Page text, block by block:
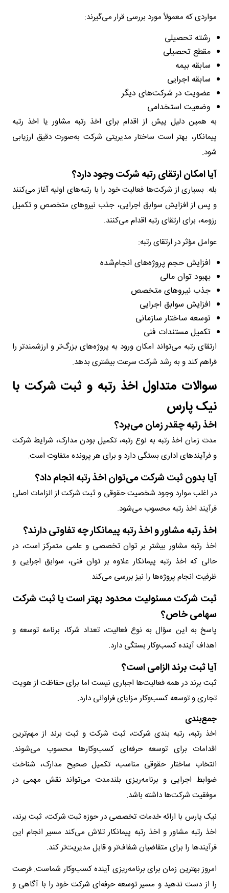
مواردی که معمولاً مورد بررسی قرار می‌گیرند:
رشته تحصیلی
مقطع تحصیلی
سابقه بیمه
سابقه اجرایی
عضویت در شرکت‌های دیگر
وضعیت استخدامی
به همین دلیل پیش از اقدام برای اخذ رتبه مشاور یا اخذ رتبه
پیمانکار، بهتر است ساختار مدیریتی شرکت به‌صورت دقیق ارزیابی
شود.
آیا امکان ارتقای رتبه شرکت وجود دارد؟
بله. بسیاری از شرکت‌ها فعالیت خود را با رتبه‌های اولیه آغاز می‌کنند
و پس از افزایش سوابق اجرایی، جذب نیروهای متخصص و تکمیل
رزومه، برای ارتقای رتبه اقدام می‌کنند.
عوامل مؤثر در ارتقای رتبه:
افزایش حجم پروژه‌های انجام‌شده
بهبود توان مالی
جذب نیروهای متخصص
افزایش سوابق اجرایی
توسعه ساختار سازمانی
تکمیل مستندات فنی
ارتقای رتبه می‌تواند امکان ورود به پروژه‌های بزرگ‌تر و ارزشمندتر را
فراهم کند و به رشد شرکت سرعت بیشتری بدهد.
سوالات متداول اخذ رتبه و ثبت شرکت با
نیک پارس
اخذ رتبه چقدر زمان می‌برد؟
مدت زمان اخذ رتبه به نوع رتبه، تکمیل بودن مدارک، شرایط شرکت
و فرآیندهای اداری بستگی دارد و برای هر پرونده متفاوت است.
آیا بدون ثبت شرکت می‌توان اخذ رتبه انجام داد؟
در اغلب موارد وجود شخصیت حقوقی و ثبت شرکت از الزامات اصلی
فرآیند اخذ رتبه محسوب می‌شود.
اخذ رتبه مشاور و اخذ رتبه پیمانکار چه تفاوتی دارند؟
اخذ رتبه مشاور بیشتر بر توان تخصصی و علمی متمرکز است، در
حالی که اخذ رتبه پیمانکار علاوه بر توان فنی، سوابق اجرایی و
ظرفیت انجام پروژه‌ها را نیز بررسی می‌کند.
ثبت شرکت مسئولیت محدود بهتر است یا ثبت شرکت
سهامی خاص؟
پاسخ به این سؤال به نوع فعالیت، تعداد شرکا، برنامه توسعه و
اهداف آینده کسب‌وکار بستگی دارد.
آیا ثبت برند الزامی است؟
ثبت برند در همه فعالیت‌ها اجباری نیست اما برای حفاظت از هویت
تجاری و توسعه کسب‌وکار مزایای فراوانی دارد.
جمع‌بندی
اخذ رتبه، رتبه بندی شرکت، ثبت شرکت و ثبت برند از مهم‌ترین
اقدامات برای توسعه حرفه‌ای کسب‌وکارها محسوب می‌شوند.
انتخاب ساختار حقوقی مناسب، تکمیل صحیح مدارک، شناخت
ضوابط اجرایی و برنامه‌ریزی بلندمدت می‌تواند نقش مهمی در
موفقیت شرکت‌ها داشته باشد.
نیک پارس با ارائه خدمات تخصصی در حوزه ثبت شرکت، ثبت برند،
اخذ رتبه مشاور و اخذ رتبه پیمانکار تلاش می‌کند مسیر انجام این
فرآیندها را برای متقاضیان شفاف‌تر و قابل مدیریت‌تر کند.
امروز بهترین زمان برای برنامه‌ریزی آینده کسب‌وکار شماست. فرصت
را از دست ندهید و مسیر توسعه حرفه‌ای شرکت خود را با آگاهی و